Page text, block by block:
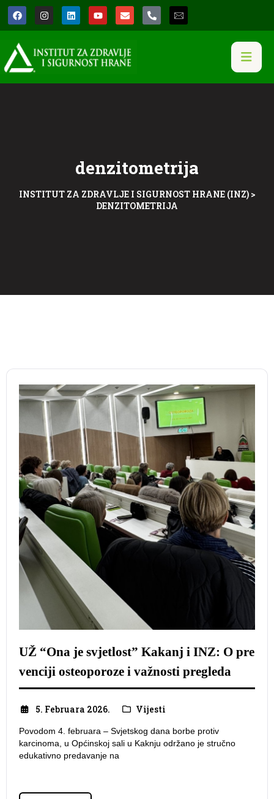
denzitometrija
INSTITUT ZA ZDRAVLJE I SIGURNOST HRANE (INZ)>
DENZITOMETRIJA
UŽ “Ona je svjetlost” Kakanj i INZ: O pre
venciji osteoporoze i važnosti pregleda
5. Februara 2026. Vijesti
Povodom 4. februara – Svjetskog dana borbe protiv
karcinoma, u Općinskoj sali u Kaknju održano je stručno
edukativno predavanje na